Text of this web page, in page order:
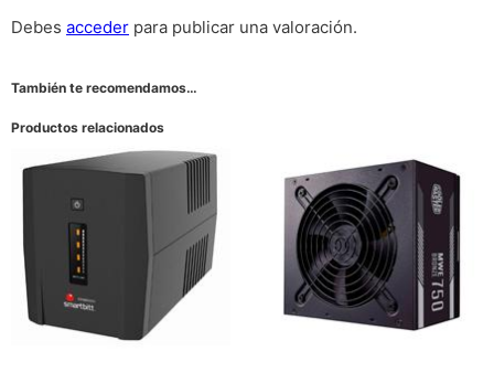
Debes acceder para publicar una valoración.
También te recomendamos…
Productos relacionados